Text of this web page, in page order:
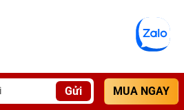
Gửi MUA NGAY